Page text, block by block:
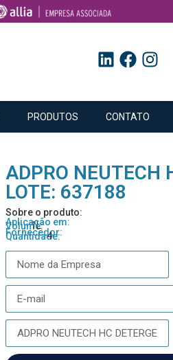
PRODUTOS CONTATO
ADPRO NEUTECH
LOTE: 637188
Sobre o produto:
Fornecedor:
Quantidade:
4
Volume:
1L
Aplicação em: